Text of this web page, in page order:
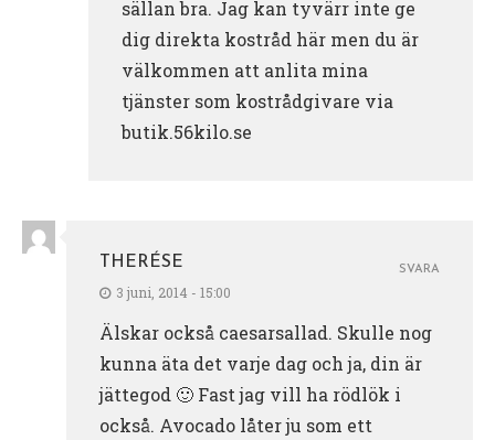
sällan bra. Jag kan tyvärr inte ge
dig direkta kostråd här men du är
välkommen att anlita mina
tjänster som kostrådgivare via
butik.56kilo.se
THERÉSE
3 juni, 2014 - 15:00
Älskar också caesarsallad. Skulle nog
kunna äta det varje dag och ja, din är
jättegod 🙂 Fast jag vill ha rödlök i
också. Avocado låter ju som ett
SVARA